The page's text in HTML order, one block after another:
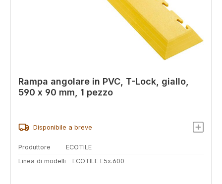
Rampa angolare in PVC, T-Lock, giallo,
590 x 90 mm, 1 pezzo
Disponibile a breve
Produttore
ECOTILE
Linea di modelli
ECOTILE E5x.600